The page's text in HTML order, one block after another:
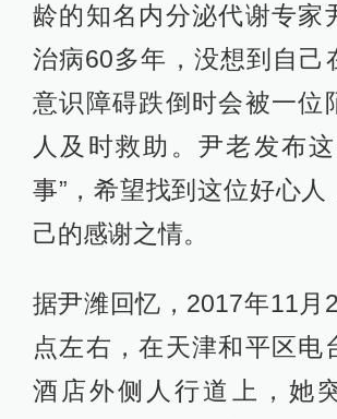
龄的知名内分泌代谢专家
治病60多年，没想到自己
意识障碍跌倒时会被一位
人及时救助。尹老发布
事”，希望找到这位好心人
己的感谢之情。
据尹潍回忆，2017年11月
点左右，在天津和平区电
酒店外侧人行道上，她